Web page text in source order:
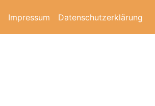
Impressum Datenschutzerklärung